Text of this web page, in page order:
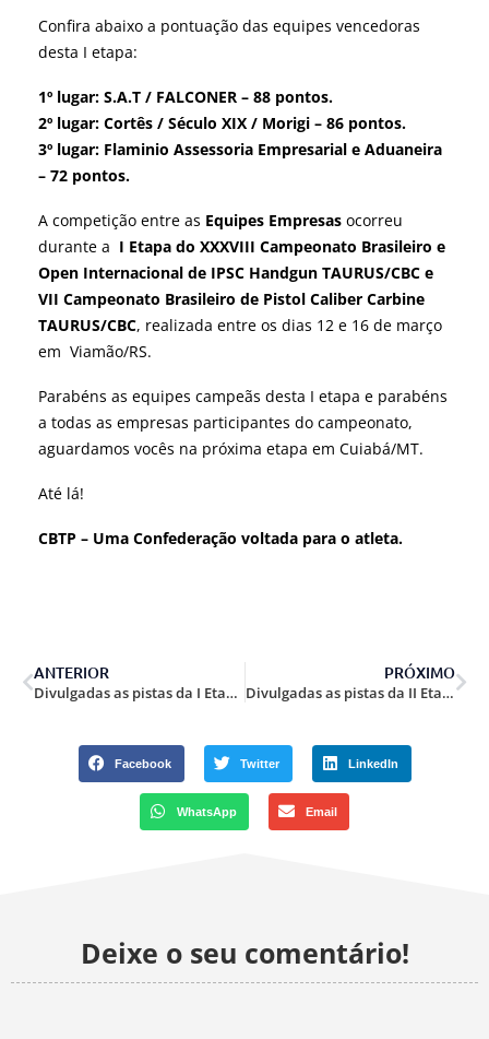
Confira abaixo a pontuação das equipes vencedoras
desta I etapa:
1º lugar: S.A.T / FALCONER – 88 pontos.
2º lugar: Cortês / Século XIX / Morigi – 86 pontos.
3º lugar: Flaminio Assessoria Empresarial e Aduaneira
– 72 pontos.
A competição entre as Equipes Empresas ocorreu
durante a I Etapa do XXXVIII Campeonato Brasileiro e
Open Internacional de IPSC Handgun TAURUS/CBC e
VII Campeonato Brasileiro de Pistol Caliber Carbine
TAURUS/CBC, realizada entre os dias 12 e 16 de março
em Viamão/RS.
Parabéns as equipes campeãs desta I etapa e parabéns
a todas as empresas participantes do campeonato,
aguardamos vocês na próxima etapa em Cuiabá/MT.
Até lá!
CBTP – Uma Confederação voltada para o atleta.
ANTERIOR
Divulgadas as pistas da I Etapa do Campeonato Brasileiro de Desafio do Aço, SR, NRA, IHMSA, IPSC, TRP e ACG 2025.
PRÓXIMO
Divulgadas as pistas da II Etapa do Brasileiro de IPSC Handgun e CCP 2025.
Facebook Twitter LinkedIn
WhatsApp Email
Deixe o seu comentário!